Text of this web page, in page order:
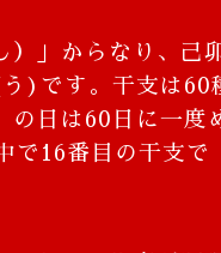
）」からなり、己
)です。干支は60
の日は60日に一度
で16番目の干支で